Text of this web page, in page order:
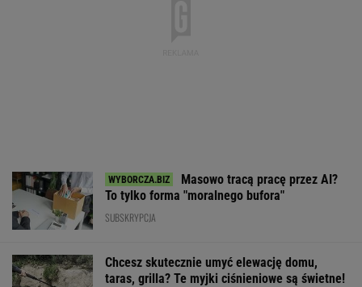
Masowo tracą pracę przez AI?
To tylko forma "moralnego bufora"
SUBSKRYPCJA
Chcesz skutecznie umyć elewację domu,
taras, grilla? Te myjki ciśnieniowe są świetne!